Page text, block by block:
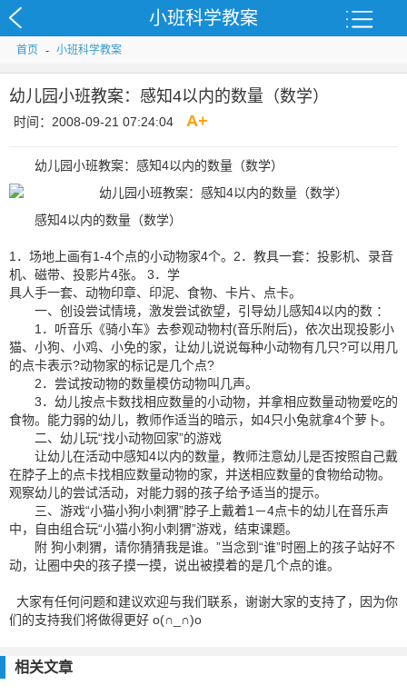
小班科学教案
首页 - 小班科学教案
幼儿园小班教案：感知4以内的数量（数学）
时间：2008-09-21 07:24:04 A+
幼儿园小班教案：感知4以内的数量（数学）
感知4以内的数量（数学）
1．场地上画有1-4个点的小动物家4个。2．教具一套：投影机、录音
机、磁带、投影片4张。 3．学
具人手一套、动物印章、印泥、食物、卡片、点卡。
一、创设尝试情境，激发尝试欲望，引导幼儿感知4以内的数 ：
1．听音乐《骑小车》去参观动物村(音乐附后)，依次出现投影小
猫、小狗、小鸡、小免的家，让幼儿说说每种小动物有几只?可以用几
的点卡表示?动物家的标记是几个点?
2．尝试按动物的数量模仿动物叫几声。
3．幼儿按点卡数找相应数量的小动物，并拿相应数量动物爱吃的
食物。能力弱的幼儿，教师作适当的暗示，如4只小兔就拿4个萝卜。
二、幼儿玩“找小动物回家”的游戏
让幼儿在活动中感知4以内的数量，教师注意幼儿是否按照自己戴
在脖子上的点卡找相应数量动物的家，并送相应数量的食物给动物。
观察幼儿的尝试活动，对能力弱的孩子给予适当的提示。
三、游戏“小猫小狗小刺猬”脖子上戴着1－4点卡的幼儿在音乐声
中，自由组合玩“小猫小狗小刺猬”游戏，结束课题。
附 狗小刺猬，请你猜猜我是谁。”当念到“谁”时圈上的孩子站好不
动，让圈中央的孩子摸一摸，说出被摸着的是几个点的谁。
大家有任何问题和建议欢迎与我们联系，谢谢大家的支持了，因为你
们的支持我们将做得更好 o(∩_∩)o
相关文章